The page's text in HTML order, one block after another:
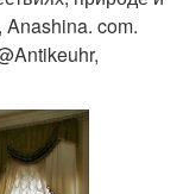
Anashina. com.